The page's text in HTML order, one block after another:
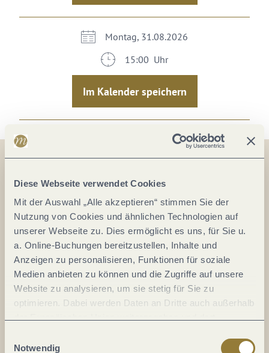
Diese Webseite verwendet Cookies
Mit der Auswahl „Alle akzeptieren“ stimmen Sie der
Nutzung von Cookies und ähnlichen Technologien auf
unserer Webseite zu. Dies ermöglicht es uns, für Sie u.
a. Online-Buchungen bereitzustellen, Inhalte und
Anzeigen zu personalisieren, Funktionen für soziale
Medien anbieten zu können und die Zugriffe auf unsere
Website zu analysieren, um sie stetig für Sie zu
optimieren. Dabei werden Daten an Dritte auch außerhalb
jederzeit widerrufen werden. Mit der Auswahl "Alle
Notwendig
Montag, 31.08.2026
15:00 Uhr
Im Kalender speichern
Auf der Karte
Moselallee
Moselstraße
54331 Oberbillig
DE